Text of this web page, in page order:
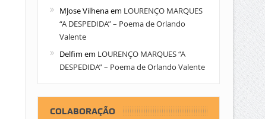
MJose Vilhenaem LOURENÇO MARQUES
“A DESPEDIDA” – Poema de Orlando
Valente
Delfim em LOURENÇO MARQUES “A
DESPEDIDA” – Poema de Orlando Valente
COLABORAÇÃO